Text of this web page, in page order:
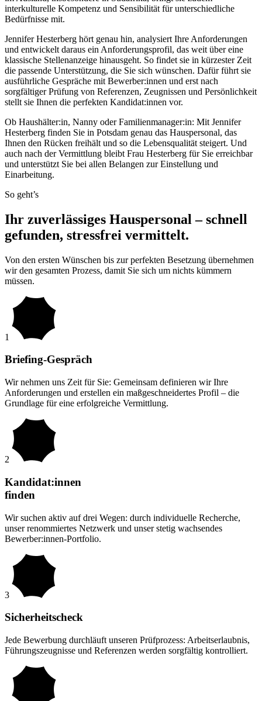
interkulturelle Kompetenz und Sensibilität für unterschiedliche
Bedürfnisse mit.
Jennifer Hesterberg hört genau hin, analysiert Ihre Anforderungen
und entwickelt daraus ein Anforderungsprofil, das weit über eine
klassische Stellenanzeige hinausgeht. So findet sie in kürzester Zeit
die passende Unterstützung, die Sie sich wünschen. Dafür führt sie
ausführliche Gespräche mit Bewerber:innen und erst nach
sorgfältiger Prüfung von Referenzen, Zeugnissen und Persönlichkeit
stellt sie Ihnen die perfekten Kandidat:innen vor.
Ob Haushälter:in, Nanny oder Familienmanager:in: Mit Jennifer
Hesterberg finden Sie in Potsdam genau das Hauspersonal, das
Ihnen den Rücken freihält und so die Lebensqualität steigert. Und
auch nach der Vermittlung bleibt Frau Hesterberg für Sie erreichbar
und unterstützt Sie bei allen Belangen zur Einstellung und
Einarbeitung.
So geht’s
Ihr zuverlässiges Hauspersonal – schnell
gefunden, stressfrei vermittelt.
Von den ersten Wünschen bis zur perfekten Besetzung übernehmen
wir den gesamten Prozess, damit Sie sich um nichts kümmern
müssen.
1
Briefing-Gespräch
Wir nehmen uns Zeit für Sie: Gemeinsam definieren wir Ihre
Anforderungen und erstellen ein maßgeschneidertes Profil – die
Grundlage für eine erfolgreiche Vermittlung.
2
Kandidat:innen
finden
Wir suchen aktiv auf drei Wegen: durch individuelle Recherche,
unser renommiertes Netzwerk und unser stetig wachsendes
Bewerber:innen-Portfolio.
3
Sicherheitscheck
Jede Bewerbung durchläuft unseren Prüfprozess: Arbeitserlaubnis,
Führungszeugnisse und Referenzen werden sorgfältig kontrolliert.